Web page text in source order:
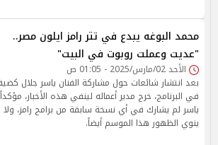
محمد البوغه يبدع في تتر رامز ايلون مصر..
"عديت وعملت روبوت في البيت"
الأحد 02/مارس/2025 - 01:05 ص
بعد انتشار شائعات حول مشاركة الفنان ياسر جلال
في البرنامج، خرج مدير أعماله لينفي هذه الأخبار،
ياسر لم يشارك في أي نسخة سابقة من برامج رامز، ولا
ينوي الظهور هذا الموسم أيضاً.